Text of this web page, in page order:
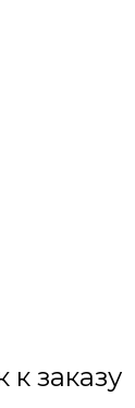
к заказу